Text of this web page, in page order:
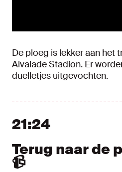
De ploeg is lekker aan het
Alvalade Stadion. Er
duelletjes uitgevochten.
21:24
Terug naar de
📹